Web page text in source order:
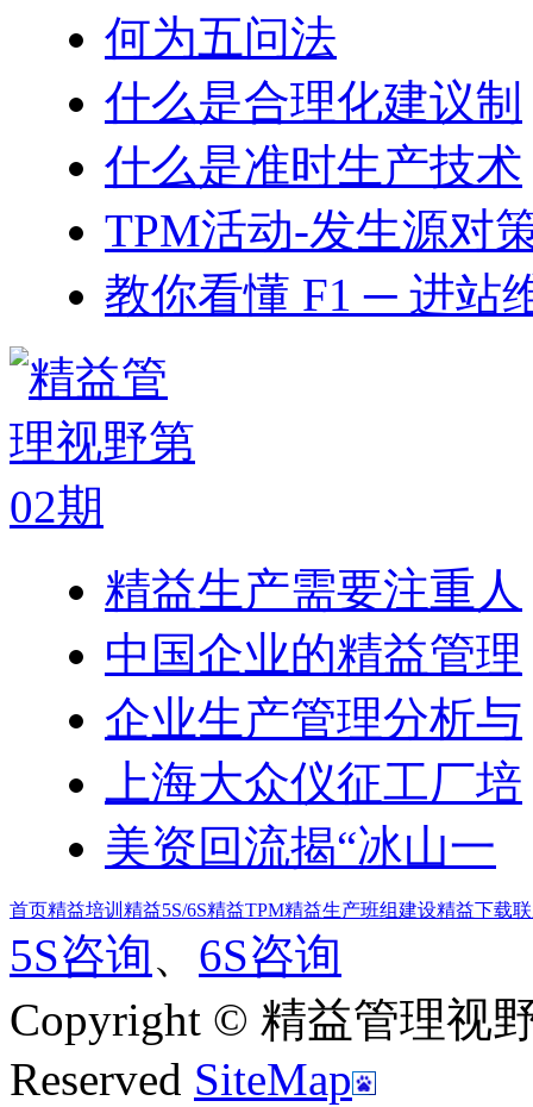
何为五问法
什么是合理化建议制
什么是准时生产技术
TPM活动-发生源对
教你看懂 F1 ─ 进站
精益生产需要注重人
中国企业的精益管理
企业生产管理分析与
上海大众仪征工厂培
美资回流揭“冰山一
首页精益培训 精益5S/6S精益TPM精益生产班组建设精益下载
5S咨询、 6S咨询
Copyright © 精益管理视
Reserved SiteMap